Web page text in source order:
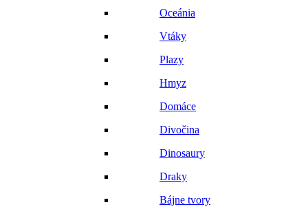
Oceánia
Vtáky
Plazy
Hmyz
Domáce
Divočina
Dinosaury
Draky
Bájne tvory